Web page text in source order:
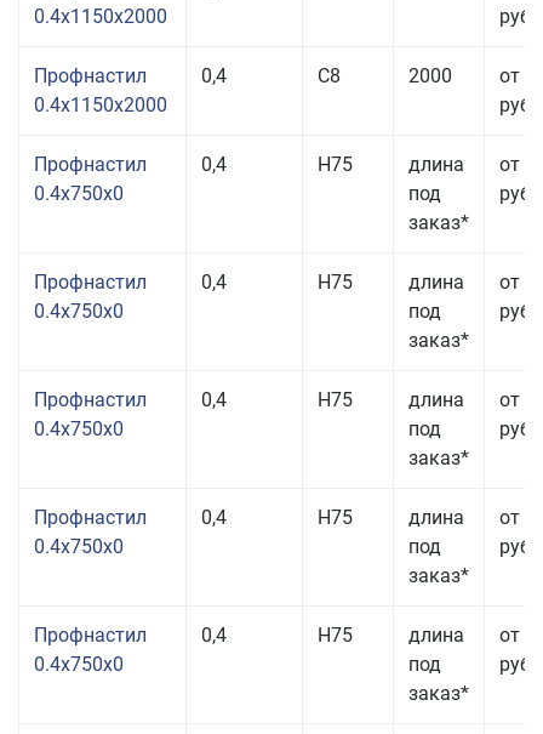
0.4x1150x2000
руб.
Профнастил
0.4x1150x2000
0,4 С8 2000
от
руб.
Профнастил
0.4x750x0
0,4 Н75
длина
под
заказ*
от
руб.
Профнастил
0.4x750x0
0,4 Н75
длина
под
заказ*
от
руб.
Профнастил
0.4x750x0
0,4 Н75
длина
под
заказ*
от
руб.
Профнастил
0.4x750x0
0,4 Н75
длина
под
заказ*
от
руб.
Профнастил
0.4x750x0
0,4 Н75
длина
под
заказ*
от
руб.